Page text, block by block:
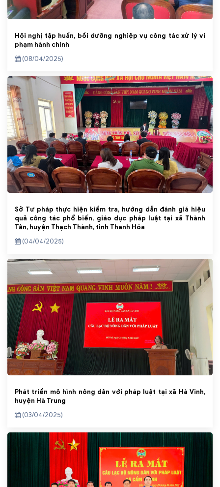
Hội nghị tập huấn, bồi dưỡng nghiệp vụ công tác xử lý vi
phạm hành chính
(08/04/2025)
Sở Tư pháp thực hiện kiểm tra, hướng dẫn đánh giá hiệu
quả công tác phổ biến, giáo dục pháp luật tại xã Thành
Tân, huyện Thạch Thành, tỉnh Thanh Hóa
(04/04/2025)
Phát triển mô hình nông dân với pháp luật tại xã Hà Vinh,
huyện Hà Trung
(03/04/2025)